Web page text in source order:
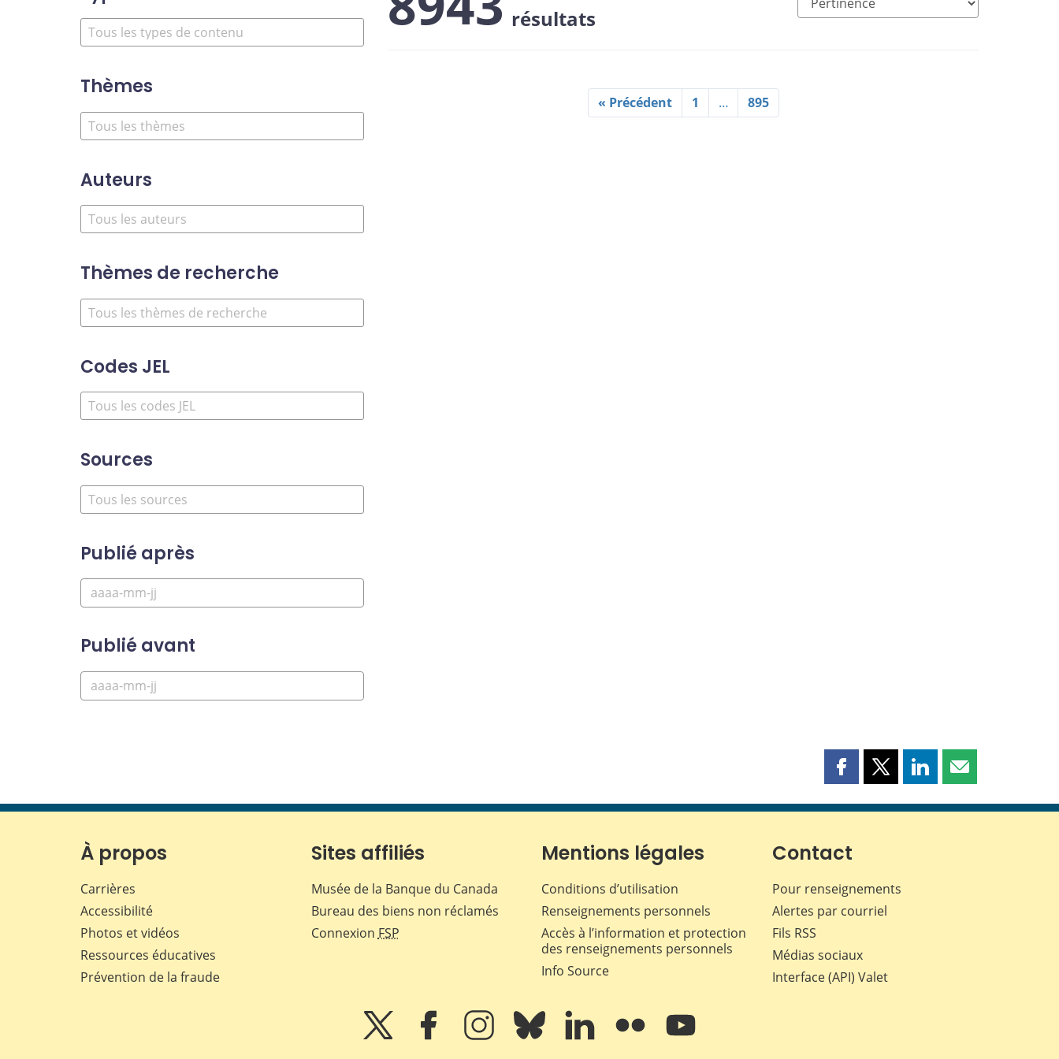
Thèmes
Auteurs
Thèmes de recherche
Codes JEL
Sources
Publié après
Publié avant
résultats
« Précédent 1 … 895
Partager
page
Facebook
Partager
page
Partager
page
Partager
page
À propos
Carrières
Accessibilité
Photos et vidéos
Ressources éducatives
Prévention de la fraude
Sites affiliés
Musée de la Banque du Canada
Bureau des biens non réclamés
ConnexionFSP
Mentions légales
Conditions d’utilisation
Renseignements personnels
Accès à l’information et protection
des renseignements personnels
Info Source
Contact
Pour renseignements
Alertes par courriel
Fils RSS
Médias sociaux
Interface (API) Valet